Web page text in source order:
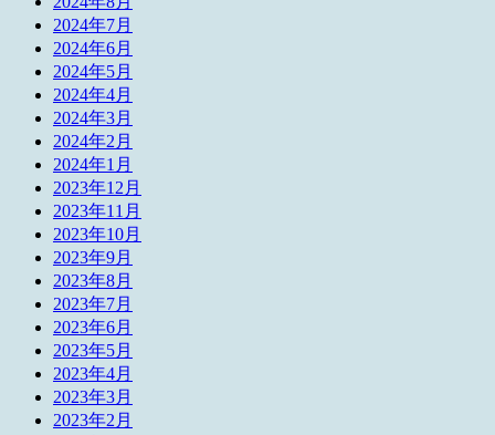
2024年7月
2024年6月
2024年5月
2024年4月
2024年3月
2024年2月
2024年1月
2023年12月
2023年11月
2023年10月
2023年9月
2023年8月
2023年7月
2023年6月
2023年5月
2023年4月
2023年3月
2023年2月